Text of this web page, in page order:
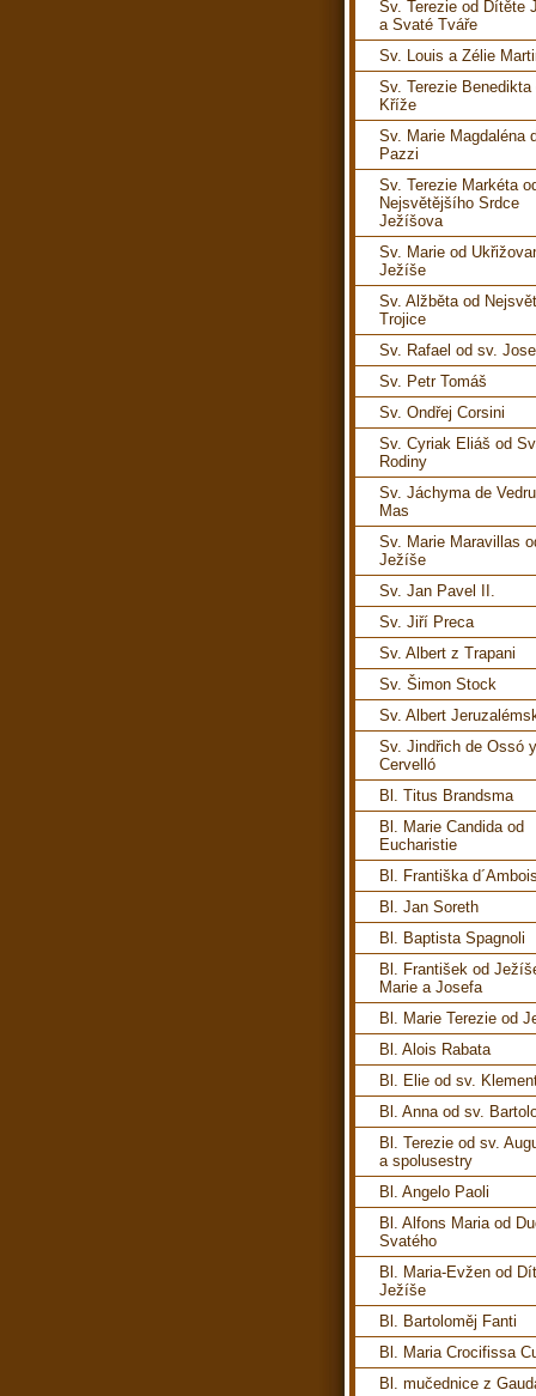
Sv. Terezie od Dítěte
a Svaté Tváře
Sv. Louis a Zélie
Sv. Terezie Benedikta
Kříže
Sv. Marie Magdaléna
Pazzi
Sv. Terezie Markéta
Nejsvětějšího Srdce
Ježíšova
Sv. Marie od
Ježíše
Sv. Alžběta od
Trojice
Sv. Rafael od sv.
Sv. Petr Tomáš
Sv. Ondřej Corsini
Sv. Cyriak Eliáš od
Rodiny
Sv. Jáchyma de
Mas
Sv. Marie Maravillas
Ježíše
Sv. Jan Pavel II.
Sv. Jiří Preca
Sv. Albert z Trapani
Sv. Šimon Stock
Sv. Albert
Sv. Jindřich de Ossó y
Cervelló
Bl. Titus Brandsma
Bl. Marie Candida od
Eucharistie
Bl. Františka
Bl. Jan Soreth
Bl. Baptista Spagnoli
Bl. František od
Marie a Josefa
Bl. Marie Terezie od
Bl. Alois Rabata
Bl. Elie od sv.
Bl. Anna od sv.
Bl. Terezie od sv.
a spolusestry
Bl. Angelo Paoli
Bl. Alfons Maria od
Svatého
Bl. Maria-Evžen od
Ježíše
Bl. Bartoloměj Fanti
Bl. Maria Crocifissa
Bl. mučednice z